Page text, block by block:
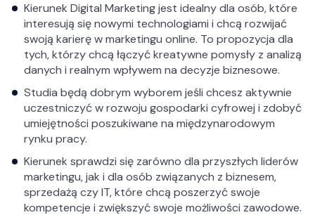
Kierunek Digital Marketing jest idealny dla osób, które
interesują się nowymi technologiami i chcą rozwijać
swoją karierę w marketingu online. To propozycja dla
tych, którzy chcą łączyć kreatywne pomysły z analizą
danych i realnym wpływem na decyzje biznesowe.
Studia będą dobrym wyborem jeśli chcesz aktywnie
uczestniczyć w rozwoju gospodarki cyfrowej i zdobyć
umiejętności poszukiwane na międzynarodowym
rynku pracy.
Kierunek sprawdzi się zarówno dla przyszłych liderów
marketingu, jak i dla osób związanych z biznesem,
sprzedażą czy IT, które chcą poszerzyć swoje
kompetencje i zwiększyć swoje możliwości zawodowe.